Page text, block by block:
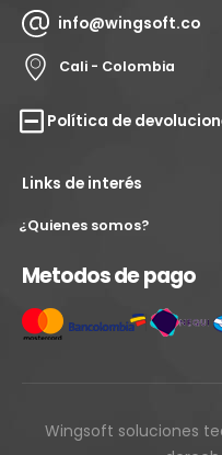
info@wingsoft.co
Cali - Colombia
Política de
Links de interés
¿Quienes somos?
Metodos de pago
Wingsoft soluciones